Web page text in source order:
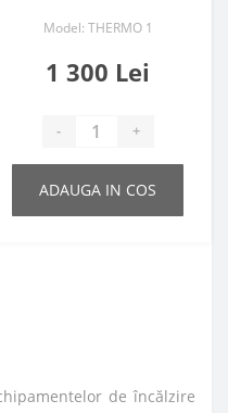
Model: THERMO 1
1 300 Lei
- +
ADAUGA IN COS
de încălzire